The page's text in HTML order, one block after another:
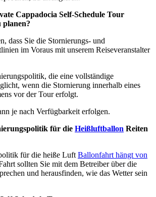
Cappadocia Self-Schedule Tour
planen?
dass Sie die Stornierungs- und
im Voraus mit unserem Reiseveranstalter
die eine vollständige
wenn die Stornierung innerhalb eines
vor der Tour erfolgt.
je nach Verfügbarkeit erfolgen.
für die Heißluftballon Reiten
für die heiße Luft Ballonfahrt hängt von
sollten Sie mit dem Betreiber über die
und herausfinden, wie das Wetter sein